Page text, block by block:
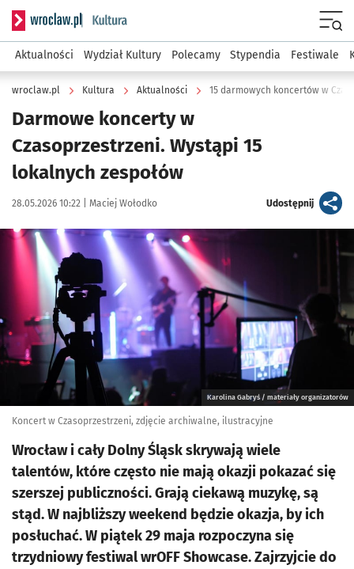
Serwis informacyjny wroclaw.pl podserwis: Kultura
Aktualności Wydział Kultury Polecamy Stypendia Festiwale
wroclaw.pl Kultura Aktualności 15 darmowych koncertów w
Darmowe koncerty w
Czasoprzestrzeni. Wystąpi 15
lokalnych zespołów
Data publikacji:
28.05.2026 10:22 | Autor:
Maciej Wołodko Udostępnijartykuł
Kliknij, aby powiększyć
Karolina Gabryś / materiały organizatorów
Koncert w Czasoprzestrzeni, zdjęcie archiwalne, ilustracyjne
Wrocław i cały Dolny Śląsk skrywają wiele
talentów, które często nie mają okazji pokazać się
szerszej publiczności. Grają ciekawą muzykę, są
stąd. W najbliższy weekend będzie okazja, by ich
posłuchać. W piątek 29 maja rozpoczyna się
trzydniowy festiwal wrOFF Showcase. Zajrzyjcie do